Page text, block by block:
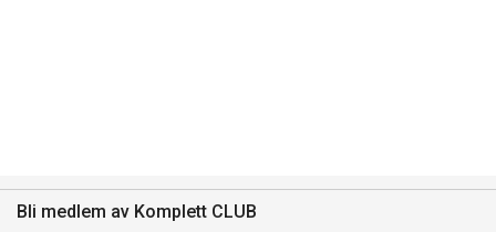
Bli medlem av Komplett CLUB